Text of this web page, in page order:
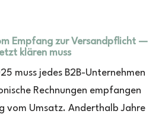
Empfang zur Versandpflicht —
klären muss
muss jedes B2B-Unternehmen
Rechnungen empfangen
vom Umsatz. Anderthalb Jahre